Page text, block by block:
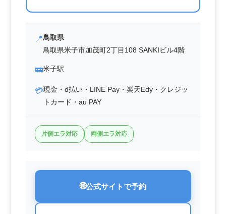
📍鳥取県
鳥取県米子市加茂町2丁目108 SANKIビル4階
🚃米子駅
💳現金・d払い・LINE Pay・楽天Edy・クレジッ
トカード・au PAY
片側エラ対応 両側エラ対応
🌐公式サイトで予約